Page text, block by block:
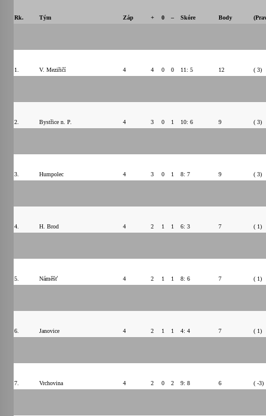
Rk. Tým Záp + 0 – Skóre Body
1. V. Meziřičí 4 4 0 0 11: 5 12 ( 3)
2. Bystřice n. P. 4 3 0 1 10: 6 9 ( 3)
3. Humpolec 4 3 0 1 8: 7 9 ( 3)
4. H. Brod 4 2 1 1 6: 3 7 ( 1)
5. Náměšť 4 2 1 1 8: 6 7 ( 1)
6. Janovice 4 2 1 1 4: 4 7 ( 1)
7. Vrchovina 4 2 0 2 9: 8 6 ( -3)